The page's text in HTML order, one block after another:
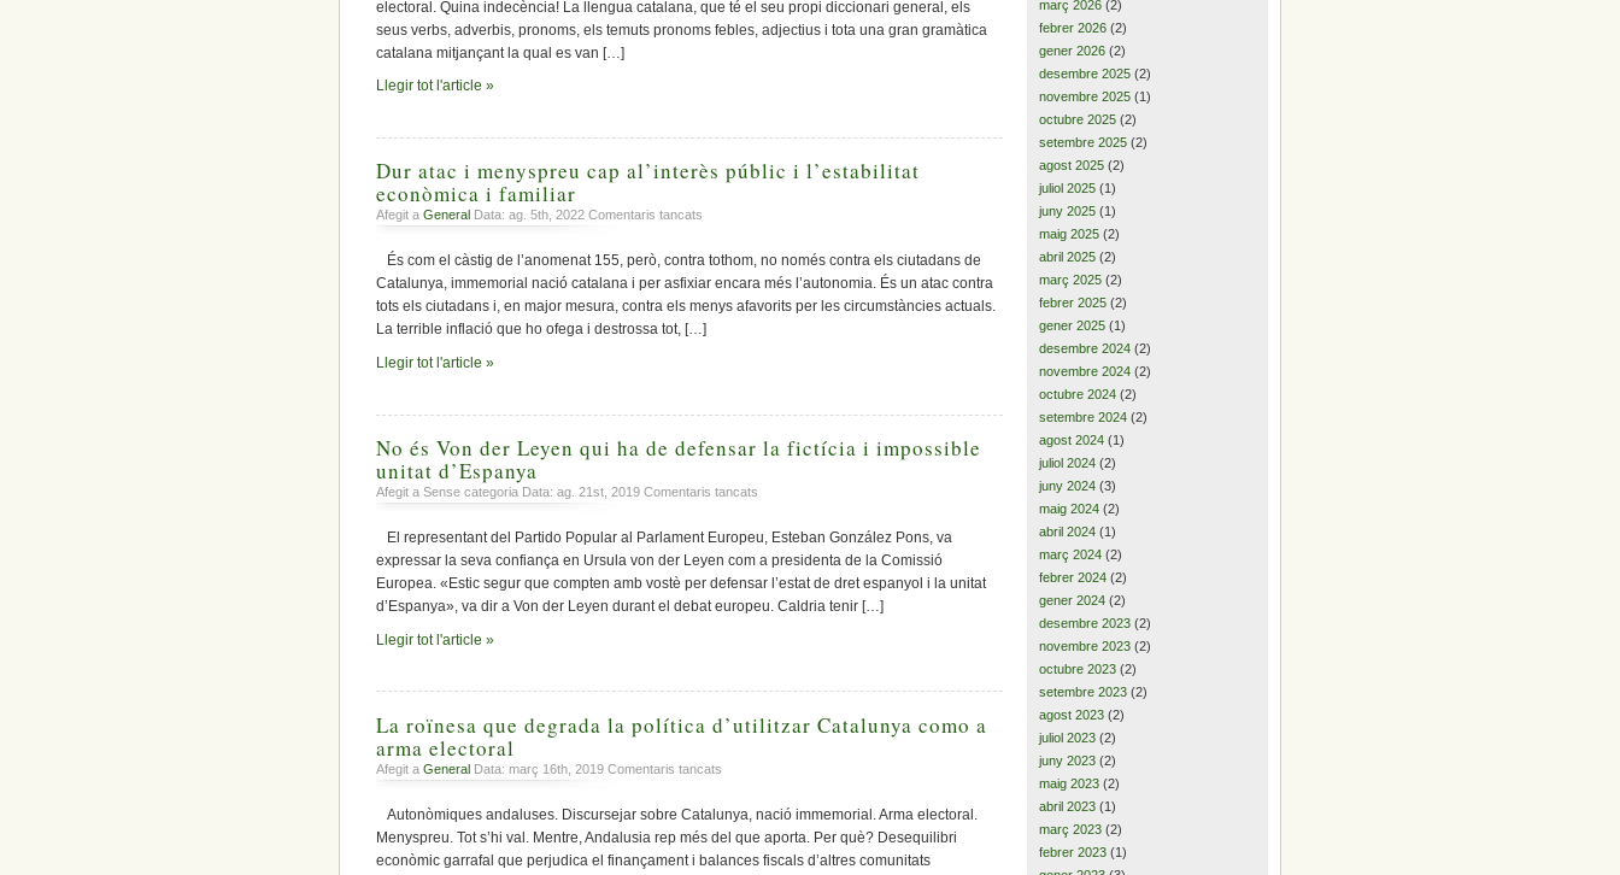
problema
electoral. Quina indecència! La llengua catalana, que té el seu propi diccionari general, els
seus verbs, adverbis, pronoms, els temuts pronoms febles, adjectius i tota una gran gramàtica
catalana mitjançant la qual es van […]
Llegir tot l'article »
Dur atac i menyspreu cap al’interès públic i l’estabilitat
econòmica i familiar
Afegit a General Data: ag. 5th, 2022 Comentaris tancats
atac
cap
al’interès
econòmica
i
familiar
És com el càstig de l’anomenat 155, però, contra tothom, no només contra els ciutadans de
Catalunya, immemorial nació catalana i per asfixiar encara més l’autonomia. És un atac contra
tots els ciutadans i, en major mesura, contra els menys afavorits per les circumstàncies actuals.
La terrible inflació que ho ofega i destrossa tot, […]
Llegir tot l'article »
No és Von der Leyen qui ha de defensar la fictícia i impossible
unitat d’Espanya
Afegit a Sense categoria Data: ag. 21st, 2019 Comentaris tancats
és
der
Leyen
qui
la
fictícia
El representant del Partido Popular al Parlament Europeu, Esteban González Pons, va
expressar la seva confiança en Ursula von der Leyen com a presidenta de la Comissió
Europea. «Estic segur que compten amb vostè per defensar l’estat de dret espanyol i la unitat
d’Espanya», va dir a Von der Leyen durant el debat europeu. Caldria tenir […]
Llegir tot l'article »
La roïnesa que degrada la política d’utilitzar Catalunya como a
arma electoral
Afegit a General Data: març 16th, 2019 Comentaris tancats
roïnesa
que
degrada
la
Autonòmiques andaluses. Discursejar sobre Catalunya, nació immemorial. Arma electoral.
Menyspreu. Tot s’hi val. Mentre, Andalusia rep més del que aporta. Per què? Desequilibri
econòmic garrafal que perjudica el finançament i balances fiscals d’altres comunitats
març 2026 (2)
febrer 2026 (2)
gener 2026 (2)
desembre 2025 (2)
novembre 2025 (1)
octubre 2025 (2)
setembre 2025 (2)
agost 2025 (2)
juliol 2025 (1)
juny 2025 (1)
maig 2025 (2)
abril 2025 (2)
març 2025 (2)
febrer 2025 (2)
gener 2025 (1)
desembre 2024 (2)
novembre 2024 (2)
octubre 2024 (2)
setembre 2024 (2)
agost 2024 (1)
juliol 2024 (2)
juny 2024 (3)
maig 2024 (2)
abril 2024 (1)
març 2024 (2)
febrer 2024 (2)
gener 2024 (2)
desembre 2023 (2)
novembre 2023 (2)
octubre 2023 (2)
setembre 2023 (2)
agost 2023 (2)
juliol 2023 (2)
juny 2023 (2)
maig 2023 (2)
abril 2023 (1)
març 2023 (2)
febrer 2023 (1)